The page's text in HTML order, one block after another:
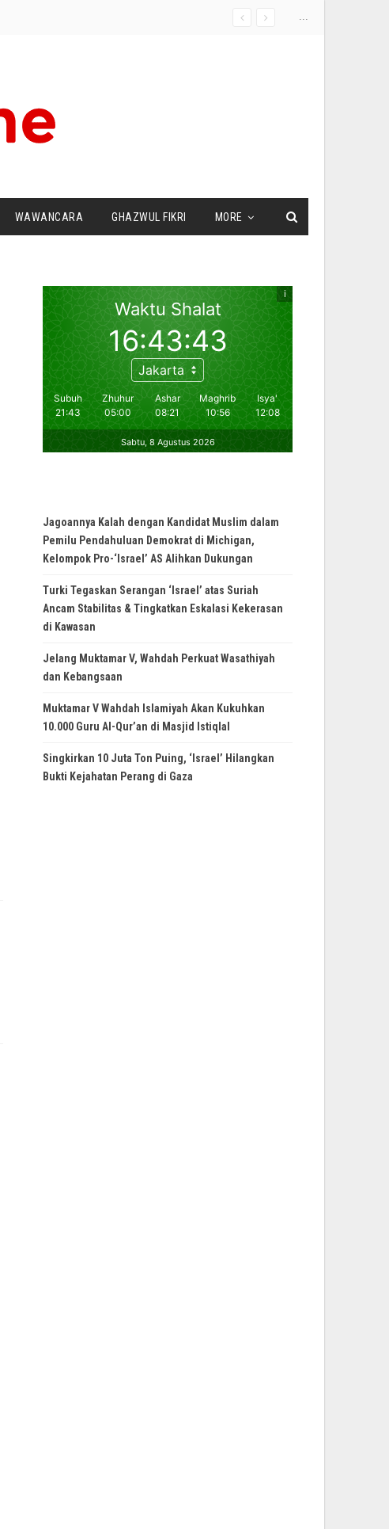
...
WAWANCARA GHAZWUL FIKRI MORE
Jagoannya Kalah dengan Kandidat Muslim dalam
Pemilu Pendahuluan Demokrat di Michigan,
Kelompok Pro-‘Israel’ AS Alihkan Dukungan
Turki Tegaskan Serangan ‘Israel’ atas Suriah
Ancam Stabilitas & Tingkatkan Eskalasi Kekerasan
di Kawasan
Jelang Muktamar V, Wahdah Perkuat Wasathiyah
dan Kebangsaan
Muktamar V Wahdah Islamiyah Akan Kukuhkan
10.000 Guru Al-Qur’an di Masjid Istiqlal
Singkirkan 10 Juta Ton Puing, ‘Israel’ Hilangkan
Bukti Kejahatan Perang di Gaza